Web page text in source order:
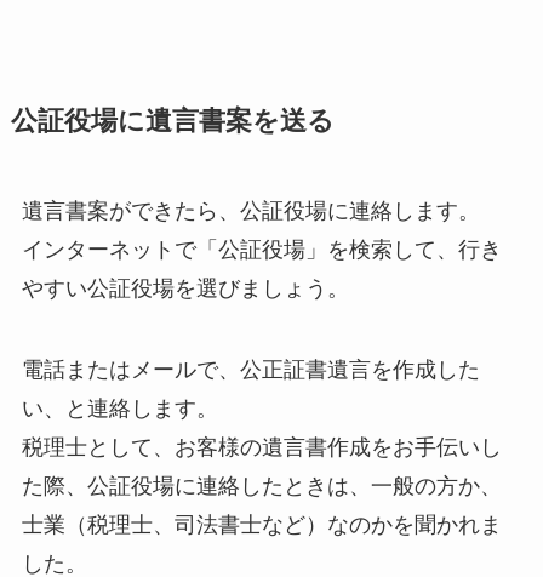
公証役場に遺言書案を送る
遺言書案ができたら、公証役場に連絡します。
インターネットで「公証役場」を検索して、行き
やすい公証役場を選びましょう。
電話またはメールで、公正証書遺言を作成した
い、と連絡します。
税理士として、お客様の遺言書作成をお手伝いし
た際、公証役場に連絡したときは、一般の方か、
士業（税理士、司法書士など）なのかを聞かれま
した。